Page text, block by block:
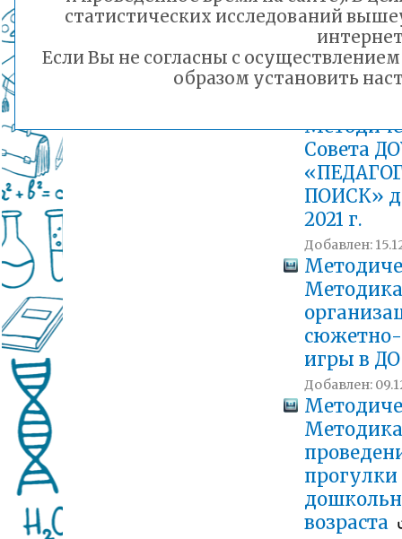
2022 уч.г.
Добавлен:
Совета
ПОИСК»
2021 г.
Добавлен:
Методика
игры в
Добавлен:
Методика
возраста
статистических исследований
Если Вы не согласны с
образом установить